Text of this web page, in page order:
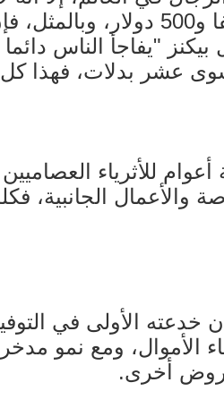
اشتراه عام 1957 مقابل 31
"يفاجأ الناس
عشر بدلات، فهذا كل
للأثرياء
والأعمال
إن خدعته الأولى في
الأموال، ومع نمو
أخرى.